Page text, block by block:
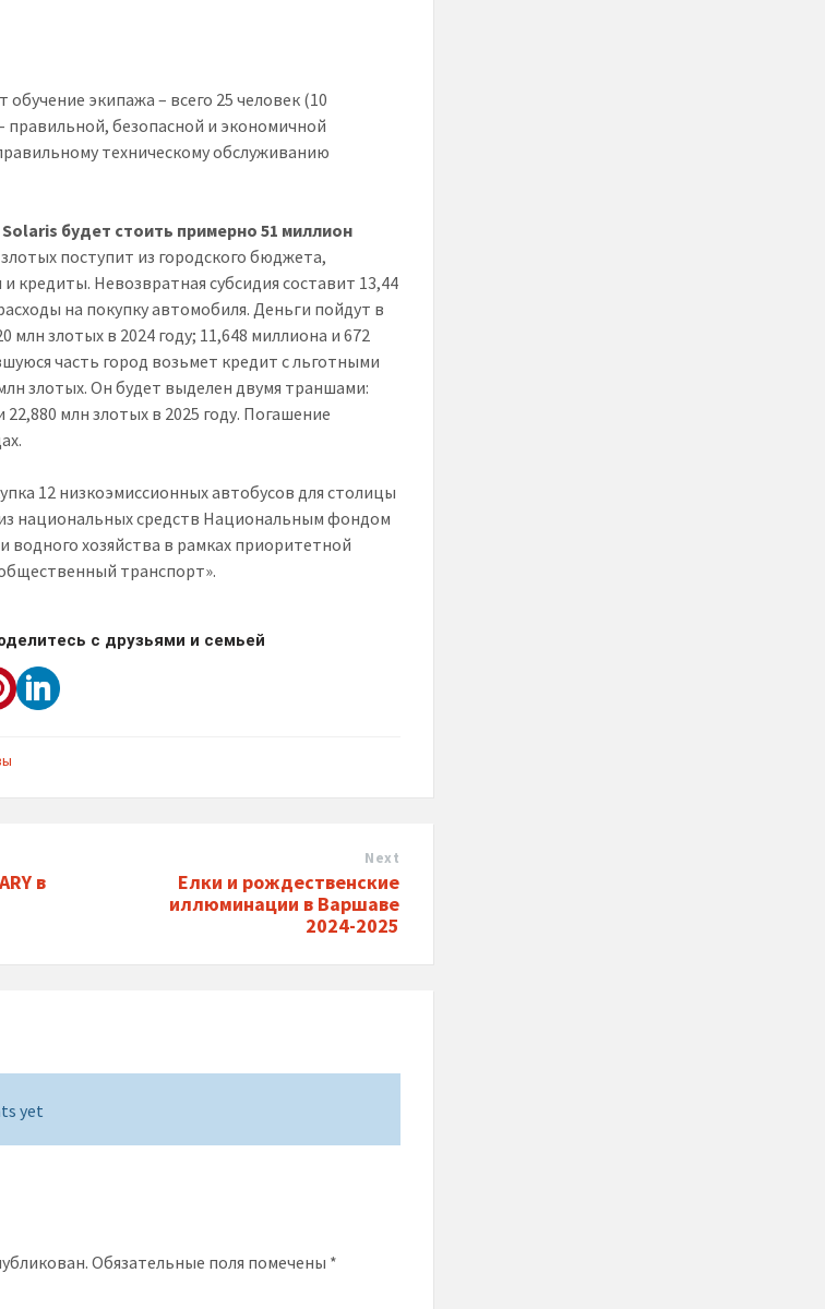
обучение экипажа – всего 25 человек (10
правильной, безопасной и экономичной
техническому обслуживанию
будет стоить примерно 51 миллион
поступит из городского бюджета,
кредиты. Невозвратная субсидия составит 13,44
на покупку автомобиля. Деньги пойдут в
млн злотых в 2024 году; 11,648 миллиона и 672
часть город возьмет кредит с льготными
злотых. Он будет выделен двумя траншами:
22,880 млн злотых в 2025 году. Погашение
12 низкоэмиссионных автобусов для столицы
национальных средств Национальным фондом
хозяйства в рамках приоритетной
транспорт».
с друзьями и семьей
в
Next
Елки и рождественские
иллюминации в Варшаве
2024-2025
yet
Обязательные поля помечены *